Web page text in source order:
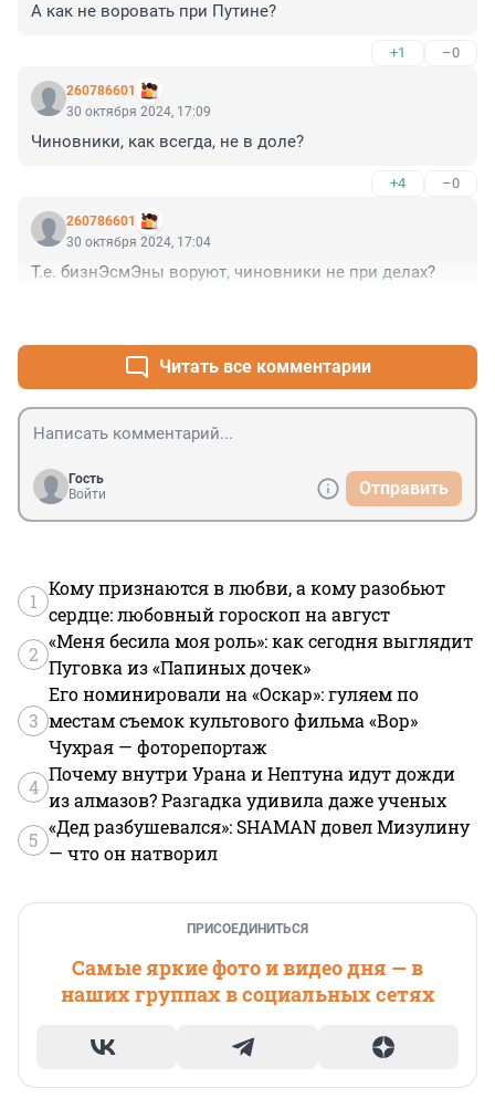
А как не воровать при Путине?
+1 –0
260786601
30 октября 2024, 17:09
Чиновники, как всегда, не в доле?
+4 –0
260786601
30 октября 2024, 17:04
Т.е. бизнЭсмЭны воруют, чиновники не при делах?
Читать все комментарии
Гость
Войти
Отправить
1
Кому признаются в любви, а кому разобьют
сердце: любовный гороскоп на август
2
«Меня бесила моя роль»: как сегодня выглядит
Пуговка из «Папиных дочек»
3
Его номинировали на «Оскар»: гуляем по
местам съемок культового фильма «Вор»
Чухрая — фоторепортаж
4
Почему внутри Урана и Нептуна идут дожди
из алмазов? Разгадка удивила даже ученых
5
«Дед разбушевался»: SHAMAN довел Мизулину
— что он натворил
ПРИСОЕДИНИТЬСЯ
Самые яркие фото и видео дня — в
наших группах в социальных сетях